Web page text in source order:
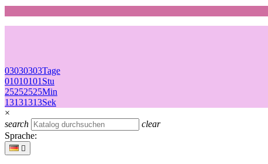
03030303Tage
01010101 Stu
25252525Min
13131313Sek
×
search
clear
Sprache:
